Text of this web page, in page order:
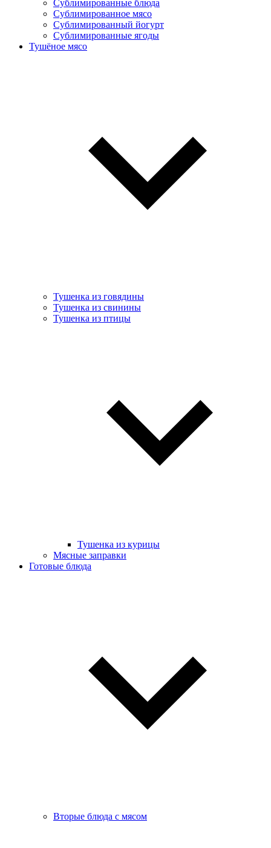
Сублимированные блюда
Cублимированное мясо
Сублимированный йогурт
Сублимированные ягоды
Тушёное мясо
Тушенка из говядины
Тушенка из свинины
Тушенка из птицы
Тушенка из курицы
Мясные заправки
Готовые блюда
Вторые блюда с мясом